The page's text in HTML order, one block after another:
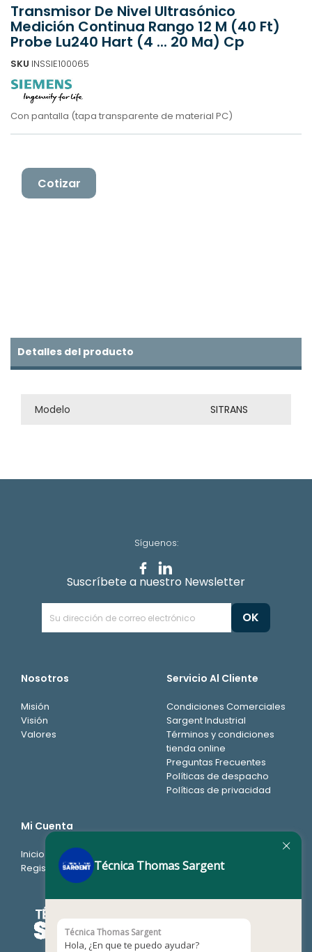
Transmisor De Nivel Ultrasónico
Medición Continua Rango 12 M (40 Ft)
Probe Lu240 Hart (4 ... 20 Ma) Cp
SKU INSSIE100065
Con pantalla (tapa transparente de material PC)
Cotizar
Detalles del producto
Modelo SITRANS
Nosotros
Misión
Visión
Valores
Servicio Al Cliente
Condiciones Comerciales
Sargent Industrial
Términos y condiciones
tienda online
Preguntas Frecuentes
Políticas de despacho
Políticas de privacidad
Mi Cuenta
Inicio de sesión
Registro
Síguenos:
Suscríbete a nuestro Newsletter
Técnica Thomas Sargent
Técnica Thomas Sargent
Hola, ¿En que te puedo ayudar?